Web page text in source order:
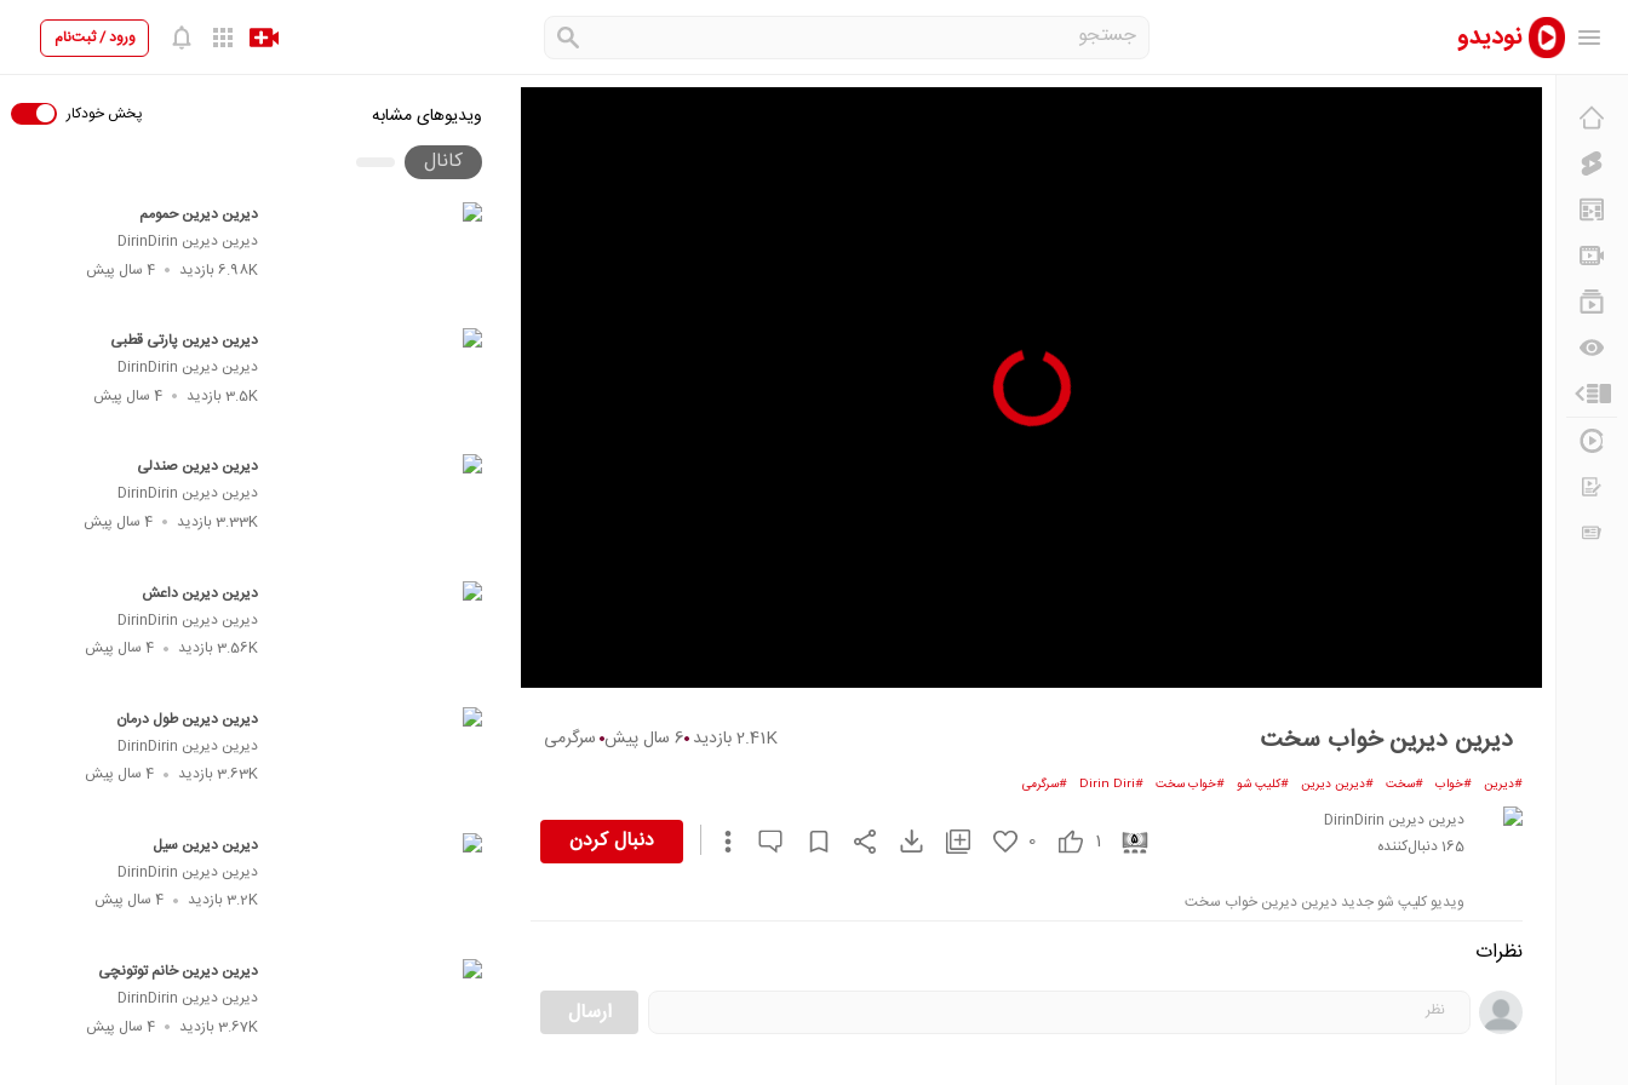
ورود / ثبت‌نام نودیدو
ویدیوهای مشابه پخش خودکار
کانال
دیرین دیرین حمومم
دیرین دیرین DirinDirin
6.98Kبازدید 4 سال پیش
دیرین دیرین پارتی قطبی
دیرین دیرین DirinDirin
3.5Kبازدید 4 سال پیش
دیرین دیرین صندلی
دیرین دیرین DirinDirin
3.33Kبازدید 4 سال پیش
دیرین دیرین داعش
دیرین دیرین DirinDirin
3.56Kبازدید 4 سال پیش
دیرین دیرین طول درمان
دیرین دیرین DirinDirin
3.63Kبازدید 4 سال پیش
دیرین دیرین سیل
دیرین دیرین DirinDirin
3.2Kبازدید 4 سال پیش
دیرین دیرین خانم توتونچی
دیرین دیرین DirinDirin
3.67Kبازدید 4 سال پیش
دیرین دیرین خواب سخت 2.41Kبازدید 6 سال پیش سرگرمی
#دیرین #خواب #سخت #دیرین دیرین #کلیپ شو #خواب سخت #
Dirin Diri
#سرگرمی
دیرین دیرین DirinDirin
165دنبال‌کننده دنبال کردن 5
1
0
ویدیو کلیپ شو جدید دیرین دیرین خواب سخت
نظرات
ارسال